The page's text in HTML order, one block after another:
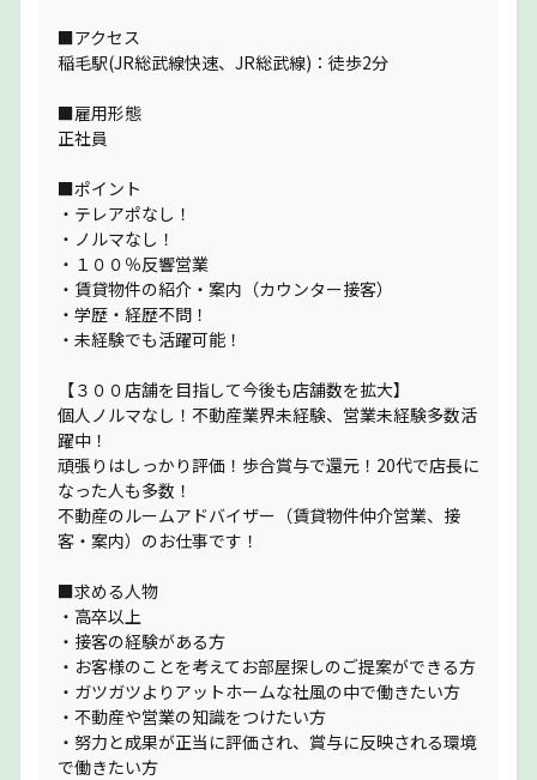
■アクセス
稲毛駅(JR総武線快速、JR総武線)：徒歩2分
■雇用形態
正社員
■ポイント
・テレアポなし！
・ノルマなし！
・１００％反響営業
・賃貸物件の紹介・案内（カウンター接客）
・学歴・経歴不問！
・未経験でも活躍可能！
【３００店舗を目指して今後も店舗数を拡大】
個人ノルマなし！不動産業界未経験、営業未経験多数活
躍中！
頑張りはしっかり評価！歩合賞与で還元！20代で店長に
なった人も多数！
不動産のルームアドバイザー（賃貸物件仲介営業、接
客・案内）のお仕事です！
■求める人物
・高卒以上
・接客の経験がある方
・お客様のことを考えてお部屋探しのご提案ができる方
・ガツガツよりアットホームな社風の中で働きたい方
・不動産や営業の知識をつけたい方
・努力と成果が正当に評価され、賞与に反映される環境
で働きたい方